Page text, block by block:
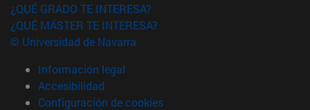
¿QUÉ GRADO TE INTERESA?
¿QUÉ MÁSTER TE INTERESA?
© Universidad de Navarra
Información legal
Accesibilidad
Configuración de cookies